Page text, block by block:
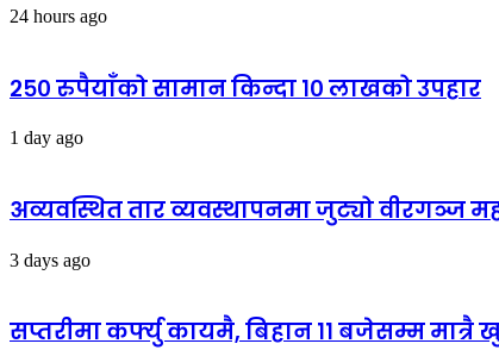
24 hours ago
२५० रुपैयाँको सामान किन्दा १० लाखको उपहार
1 day ago
अव्यवस्थित तार व्यवस्थापनमा जुट्यो वीरगञ्ज
3 days ago
सप्तरीमा कर्फ्यु कायमै, बिहान ११ बजेसम्म मात्रै